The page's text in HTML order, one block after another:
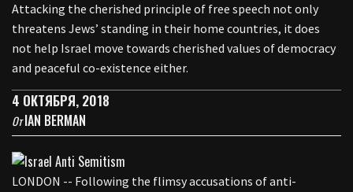
Attacking the cherished principle of free speech not only
threatens Jews’ standing in their home countries, it does
not help Israel move towards cherished values of democracy
and peaceful co-existence either.
4 ОКТЯБРЯ, 2018
ОтIAN BERMAN
LONDON -- Following the flimsy accusations of anti-